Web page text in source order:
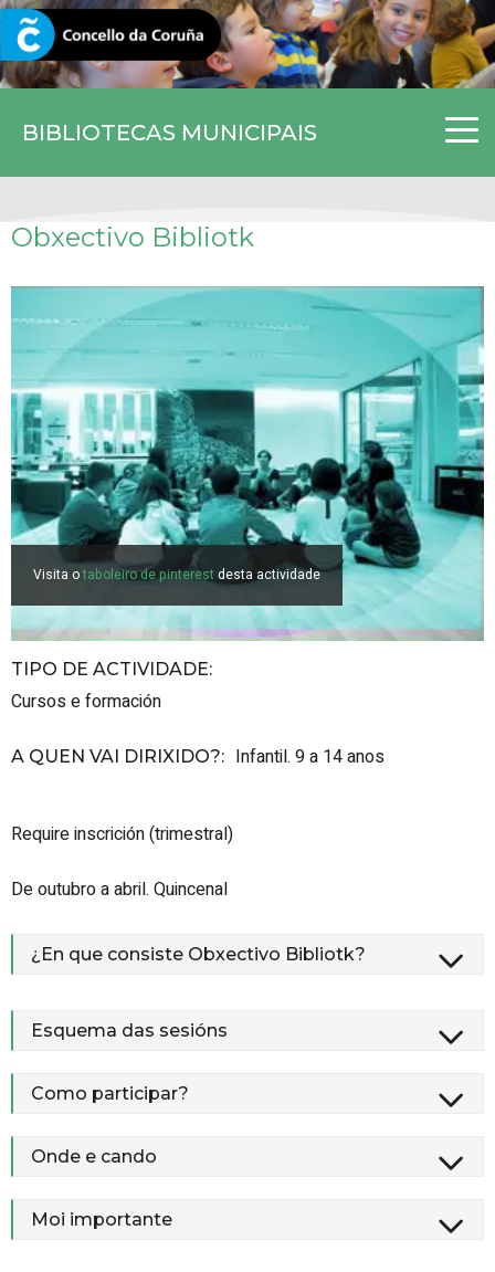
BIBLIOTECAS MUNICIPAIS
CORUNA.GAL
Obxectivo Bibliotk
Visita otaboleiro de pinterestdesta actividade
TIPO DE ACTIVIDADE:
Cursos e formación
A QUEN VAI DIRIXIDO?: Infantil. 9 a 14 anos
Require inscrición (trimestral)
De outubro a abril. Quincenal
¿En que consiste Obxectivo Bibliotk?
Esquema das sesións
Como participar?
Onde e cando
Moi importante